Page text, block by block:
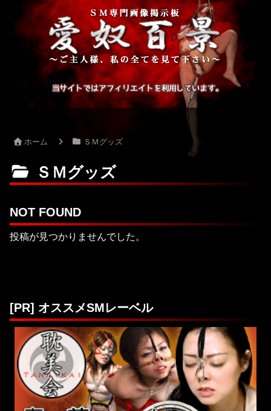
ホーム ＳＭグッズ
ＳＭグッズ
NOT FOUND
投稿が見つかりませんでした。
[PR] オススメSMレーベル